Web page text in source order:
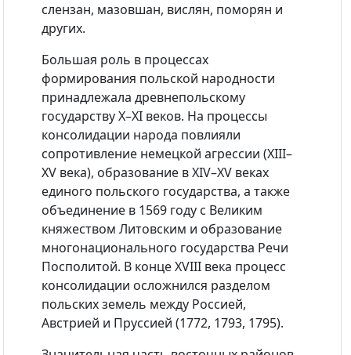
слензан, мазовшан, вислян, поморян и
других.
Большая роль в процессах
формирования польской народности
принадлежала древнепольскому
государству Х–ХI веков. На процессы
консолидации народа повлияли
сопротивление немецкой агрессии (XIII–
XV века), образование в XIV–XV веках
единого польского государства, а также
объединение в 1569 году с Великим
княжеством Литовским и образование
многонационального государства Речи
Посполитой. В конце XVIII века процесс
консолидации осложнился разделом
польских земель между Россией,
Австрией и Пруссией (1772, 1793, 1795).